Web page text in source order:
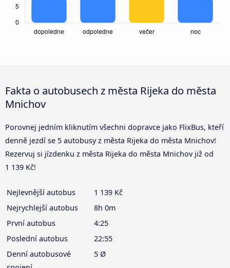
Fakta o autobusech z města Rijeka do města
Mnichov
Porovnej jedním kliknutím všechni dopravce jako FlixBus, kteří
denně jezdí se 5 autobusy z města Rijeka do města Mnichov!
Rezervuj si jízdenku z města Rijeka do města Mnichov již od
1 139 Kč!
Nejlevnější autobus
1 139 Kč
Nejrychlejší autobus
8h 0m
První autobus
4:25
Poslední autobus
22:55
Denní autobusové
5 Ø